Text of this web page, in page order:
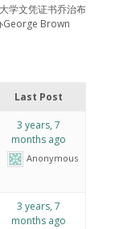
学文凭证书乔治布
George Brown
Last Post
3 years, 7
months ago
Anonymous
3 years, 7
months ago